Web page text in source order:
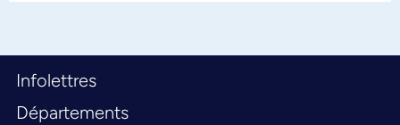
Infolettres
Départements